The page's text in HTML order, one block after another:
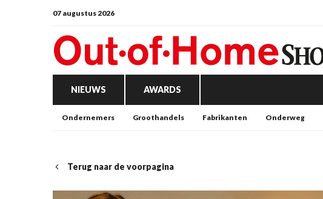
07 augustus 2026
NIEUWS AWARDS
Ondernemers Groothandels Fabrikanten Onderweg
Terug naar de voorpagina